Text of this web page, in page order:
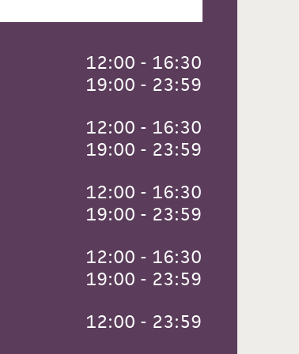
12:00 - 16:30
19:00 - 23:59
12:00 - 16:30
19:00 - 23:59
12:00 - 16:30
19:00 - 23:59
12:00 - 16:30
19:00 - 23:59
12:00 - 23:59